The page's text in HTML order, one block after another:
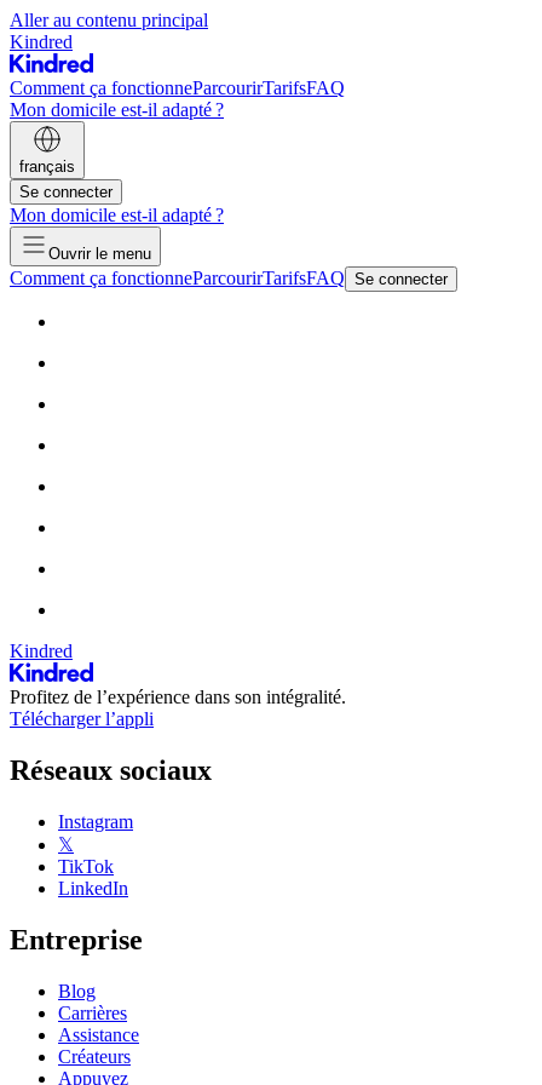
Aller au contenu principal
Kindred
Comment ça fonctionneParcourirTarifsFAQ
Mon domicile est-il adapté ?
français
Se connecter
Mon domicile est-il adapté ?
Ouvrir le menu
Comment ça fonctionneParcourirTarifsFAQ Se connecter
Kindred
Profitez de l’expérience dans son intégralité.
Télécharger l’appli
Réseaux sociaux
Instagram
𝕏
TikTok
LinkedIn
Entreprise
Blog
Carrières
Assistance
Créateurs
Appuyez